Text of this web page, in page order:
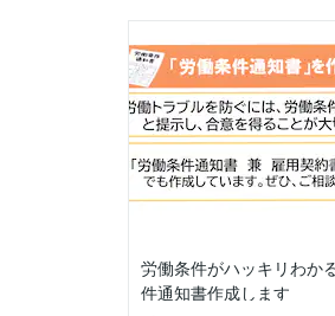
労働条件がハッキリわか
件通知書作成します